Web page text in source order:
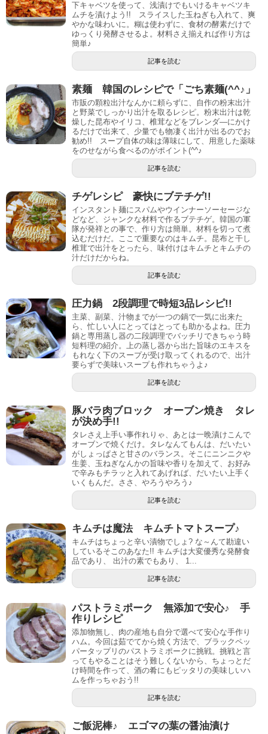
下キャベツを使って、浅漬けでもいけるキャベツキ
ムチを漬けよう!! スライスした玉ねぎも入れて、爽
やかな味わいに。糊は使わずに、食材の酵素だけで
ゆっくり発酵させるよ。材料さえ揃えれば作り方は
簡単♪
記事を読む
素麺 韓国のレシピで「ごち素麺(^^♪」
市販の顆粒出汁なんかに頼らずに、自作の粉末出汁
と野菜でしっかり出汁を取るレシピ。粉末出汁は乾
燥した昆布やイリコ、椎茸などをブレンダ―にかけ
るだけで出来て、少量でも物凄く出汁が出るのでお
勧め!! スープ自体の味は薄味にして、用意した薬味
をのせながら食べるのがポイント(^^♪
記事を読む
チゲレシピ 豪快にブテチゲ!!
インスタント麺にスパムやウインナーソーセージな
どなど、ジャンクな材料で作るブテチゲ。韓国の軍
隊が発祥との事で、作り方は簡単。材料を切って煮
込むだけだ。ここで重要なのはキムチ。昆布と干し
椎茸で出汁をとったら、味付けはキムチとキムチの
汁だけだからね。
記事を読む
圧力鍋 2段調理で時短3品レシピ!!
主菜、副菜、汁物までが一つの鍋で一気に出来た
ら、忙しい人にとってはとっても助かるよね。圧力
鍋と専用蒸し器の二段調理でバッチリできちゃう時
短料理の紹介。上の蒸し器から出た旨味のエキスを
もれなく下のスープが受け取ってくれるので、出汁
要らずで美味いスープも作れちゃうよ♪
記事を読む
豚バラ肉ブロック オーブン焼き タレ
が決め手!!
タレさえ上手い事作れりゃ、あとは一晩漬けこんで
オーブンで焼くだけ。タレなんてもんは、だいたい
がしょっぱさと甘さのバランス。そこにニンニクや
生姜、玉ねぎなんかの旨味や香りを加えて、お好み
で辛みもチラッと入れてあげれば、だいたい上手く
いくもんだ。ささ、やろうやろう♪
記事を読む
キムチは魔法 キムチトマトスープ♪
キムチはちょっと辛い漬物でしょ? な～んて勘違い
しているそこのあなた!! キムチは大変優秀な発酵食
品であり、 出汁の素でもあり、 1...
記事を読む
パストラミポーク 無添加で安心♪ 手
作りレシピ
添加物無し、肉の産地も自分で選べて安心な手作り
ハム。今回は茹でてから焼く方法で、ブラックペッ
パータップリのパストラミポークに挑戦。挑戦と言
ってもやることはそう難しくないから、ちょっとだ
け時間を作って、酒の肴にもピッタリの美味しいハ
ムを作っちゃおう!!
記事を読む
ご飯泥棒♪ エゴマの葉の醤油漬け